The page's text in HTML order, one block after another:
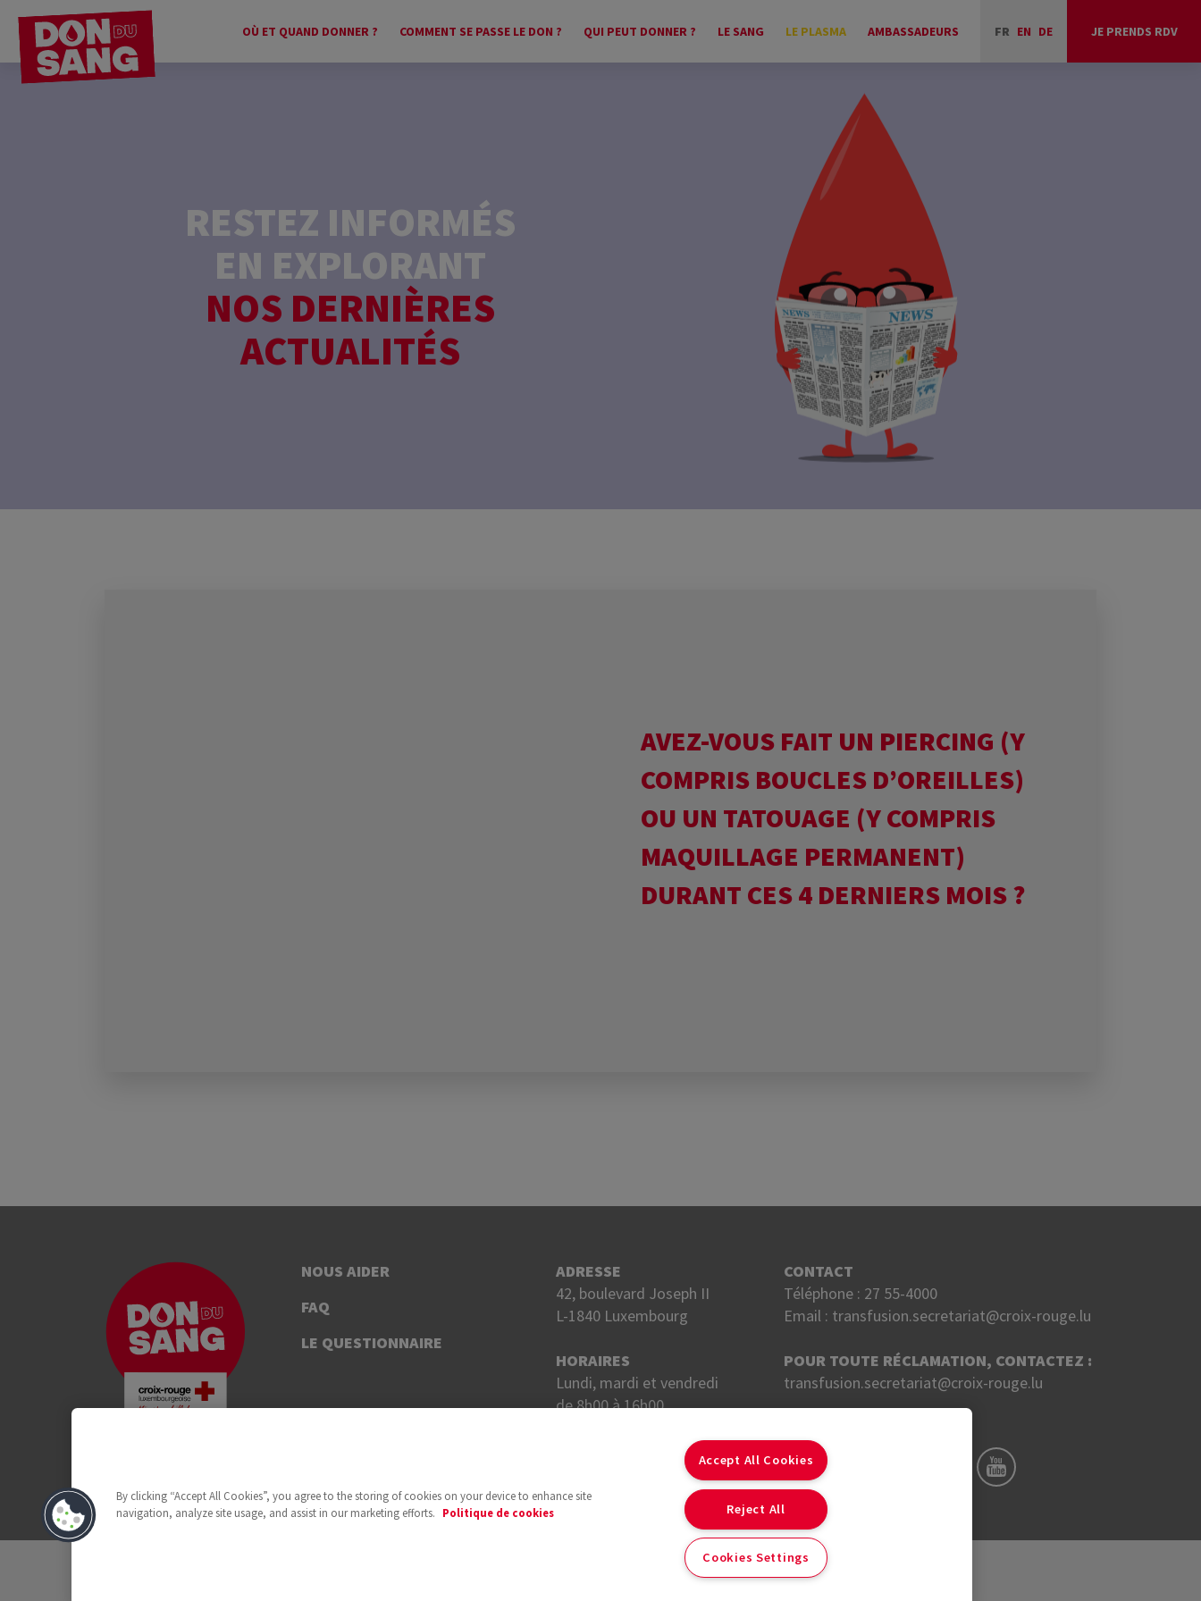
OÙ ET QUAND DONNER ? COMMENT SE PASSE LE DON ? QUI PEUT DONNER ? LE SANG LE PLASMA AMBASSADEURS FR EN DE JE PRENDS RDV
RESTEZ INFORMÉS
EN EXPLORANT
NOS DERNIÈRES
ACTUALITÉS
AVEZ-VOUS FAIT UN PIERCING (Y
COMPRIS BOUCLES D’OREILLES)
OU UN TATOUAGE (Y COMPRIS
MAQUILLAGE PERMANENT)
DURANT CES 4 DERNIERS MOIS ?
NOUS AIDER
FAQ
LE QUESTIONNAIRE
ADRESSE
42, boulevard Joseph II
L-1840 Luxembourg
HORAIRES
Lundi, mardi et vendredi
de 8h00 à 16h00.
CONTACT
Téléphone : 27 55-4000
Email : transfusion.secretariat@croix-rouge.lu
POUR TOUTE RÉCLAMATION, CONTACTEZ :
transfusion.secretariat@croix-rouge.lu
By clicking “Accept All Cookies”, you agree to the storing of cookies on your device to enhance site
navigation, analyze site usage, and assist in our marketing efforts.
Politique de cookies
Accept All Cookies
Reject All
Cookies Settings